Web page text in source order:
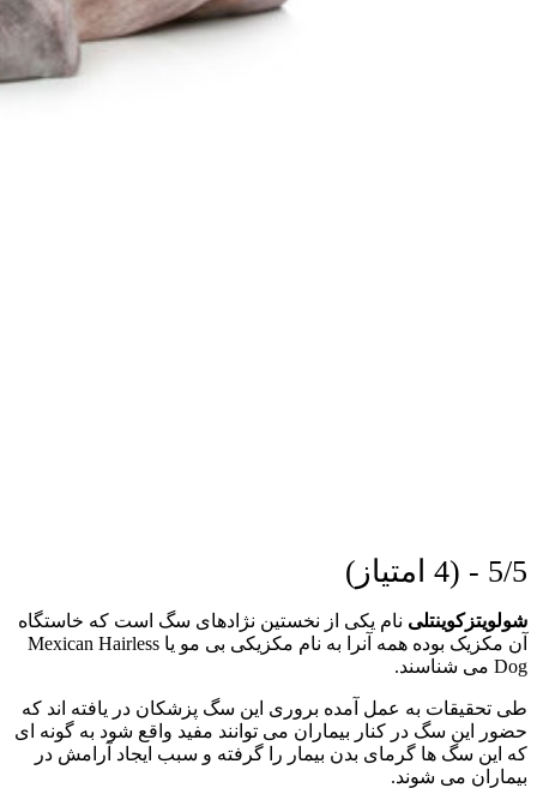
5/5 - (4 امتیاز)
شولویتزکوینتلی نام یکی از نخستین نژادهای سگ است که خاستگاه
آن مکزیک بوده همه آنرا به نام مکزیکی بی مو یا Mexican Hairless
Dog می شناسند.
طی تحقیقات به عمل آمده بروری این سگ پزشکان در یافته اند که
حضور این سگ در کنار بیماران می توانند مفید واقع شود به گونه ای
که این سگ ها گرمای بدن بیمار را گرفته و سبب ایجاد آرامش در
بیماران می شوند.